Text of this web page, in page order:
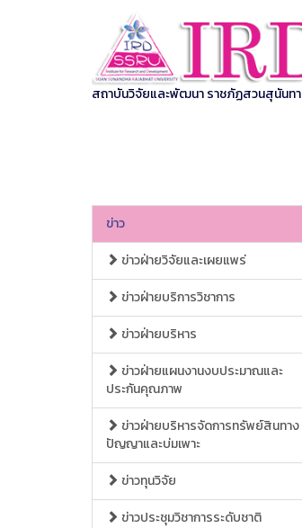
สถาบันวิจัยและพัฒนา ราชภัฏสวนสุนันทา
ข่าว
ข่าวฝ่ายวิจัยและเผยแพร่
ข่าวฝ่ายบริการวิชาการ
ข่าวฝ่ายบริหาร
ข่าวฝ่ายแผนงานงบประมาณและ
ประกันคุณภาพ
ข่าวฝ่ายบริหารจัดการทรัพย์สินทาง
ปัญญาและบ่มเพาะ
ข่าวทุนวิจัย
ข่าวประชุมวิชาการระดับชาติ